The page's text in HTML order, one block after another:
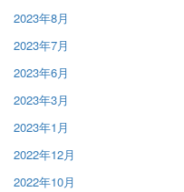
2023年8月
2023年7月
2023年6月
2023年3月
2023年1月
2022年12月
2022年10月